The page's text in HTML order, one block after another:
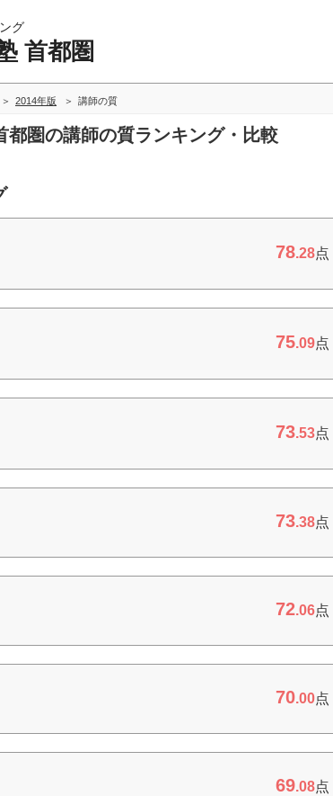
グ
首都圏
2014年版 講師の質
圏の講師の質ランキング・比較
78.28点
75.09点
73.53点
73.38点
72.06点
70.00点
69.08点